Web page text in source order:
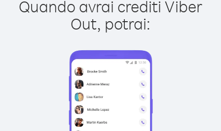
Quando avrai crediti Viber
Out, potrai: